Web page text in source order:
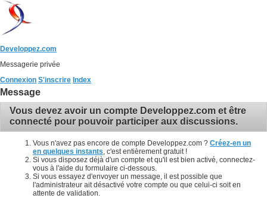
Developpez.com
Messagerie privée
Connexion S'inscrire Index
Message
Vous devez avoir un compte Developpez.com et être
connecté pour pouvoir participer aux discussions.
Vous n'avez pas encore de compte Developpez.com ? Créez-en un
en quelques instants , c'est entièrement gratuit !
Si vous disposez déjà d'un compte et qu'il est bien activé, connectez-
vous à l'aide du formulaire ci-dessous.
Si vous essayez d'envoyer un message, il est possible que
l'administrateur ait désactivé votre compte ou que celui-ci soit en
attente de validation.